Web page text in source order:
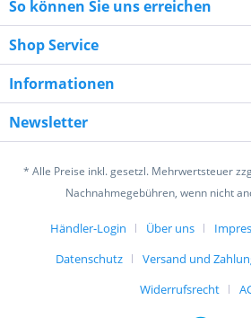
8 + 5 = ?
Ich habe die
Mit * gekennzeichnete Felder sind
Senden
So können Sie uns erreichen
Shop Service
Informationen
Newsletter
* Alle Preise inkl. gesetzl. Mehrwertsteuer
Nachnahmegebühren, wenn nicht
Händler-Login Über uns
Datenschutz
Versand und
Widerrufsrecht